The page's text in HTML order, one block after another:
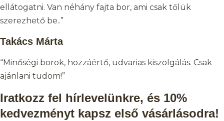
ellátogatni. Van néhány fajta bor, ami csak tőlük
szerezhető be..”
Takács Márta
“Minőségi borok, hozzáértő, udvarias kiszolgálás. Csak
ajánlani tudom!”
Iratkozz fel hírlevelünkre, és 10%
kedvezményt kapsz első vásárlásodra!